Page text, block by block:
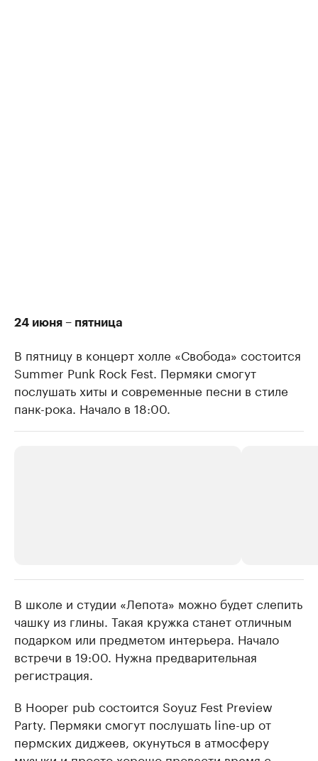
24 июня – пятница
В пятницу в концерт холле «Свобода» состоится
Summer Punk Rock Fest. Пермяки смогут
послушать хиты и современные песни в стиле
панк-рока. Начало в 18:00.
Крупные организации в
нефтегазовой промышленности
Найдите и проверьте данные в каталоге Посмотрите
В школе и студии «Лепота» можно будет слепить
чашку из глины. Такая кружка станет отличным
подарком или предметом интерьера. Начало
встречи в 19:00. Нужна предварительная
регистрация.
В Hooper pub состоится Soyuz Fest Preview
Party. Пермяки смогут послушать line-up от
пермских диджеев, окунуться в атмосферу